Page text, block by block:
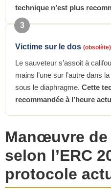
technique n’est plus
3
Victime sur le dos (obsolète)
Le sauveteur s’assoit à
mains l’une sur l’autre dans
sous le diaphragme. Cette
recommandée à l’heure
Manœuvre de
selon l’ERC
protocole